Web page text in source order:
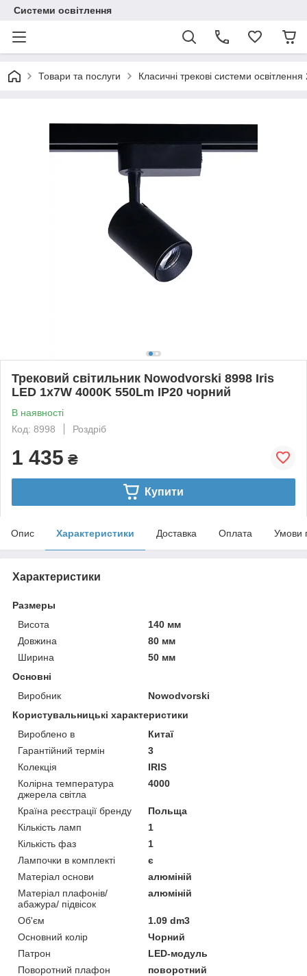
Системи освітлення
Товари та послуги Класичні трекові системи
Трековий світильник Nowodvorski 8998 Iris
LED 1x7W 4000K 550Lm IP20 чорний
В наявності
Код: 8998
Роздріб
1 435 ₴
Купити
Опис Характеристики Доставка Оплата Умови
Характеристики
Размеры
Висота
140 мм
Довжина
80 мм
Ширина
50 мм
Основні
Виробник
Nowodvorski
Користувальницькі характеристики
Вироблено в
Китаї
Гарантійний термін
3
Колекція
IRIS
Колірна температура
джерела світла
4000
Країна реєстрації бренду
Польща
Кількість ламп
1
Кількість фаз
1
Лампочки в комплекті
є
Матеріал основи
алюміній
Матеріал плафонів/
абажура/ підвісок
алюміній
Об'єм
1.09 dm3
Основний колір
Чорний
Патрон
LED-модуль
Поворотний плафон
поворотний